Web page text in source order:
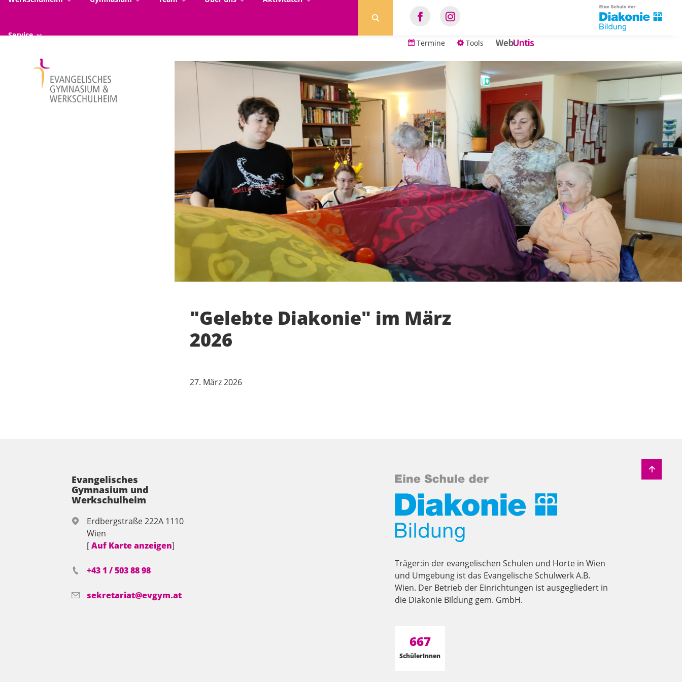
Service
Termine
Tools
"Gelebte Diakonie" im März
2026
27. März 2026
Evangelisches
Gymnasium und
Werkschulheim
Erdbergstraße 222A 1110
Wien
[Auf Karte anzeigen]
+43 1 / 503 88 98
sekretariat@evgym.at
Träger:in der evangelischen Schulen und Horte in Wien
und Umgebung ist das Evangelische Schulwerk A.B.
Wien. Der Betrieb der Einrichtungen ist ausgegliedert in
die Diakonie Bildung gem. GmbH.
667
SchülerInnen